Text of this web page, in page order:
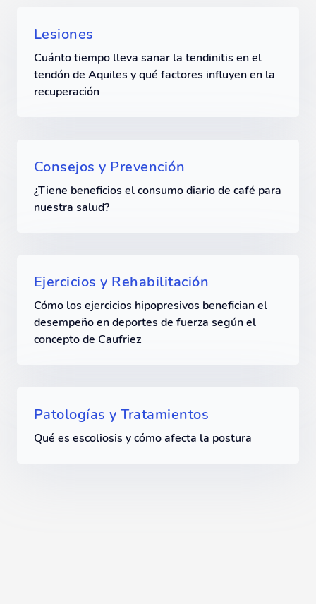
Lesiones
Cuánto tiempo lleva sanar la tendinitis en el
tendón de Aquiles y qué factores influyen en la
recuperación
Consejos y Prevención
¿Tiene beneficios el consumo diario de café para
nuestra salud?
Ejercicios y Rehabilitación
Cómo los ejercicios hipopresivos benefician el
desempeño en deportes de fuerza según el
concepto de Caufriez
Patologías y Tratamientos
Qué es escoliosis y cómo afecta la postura